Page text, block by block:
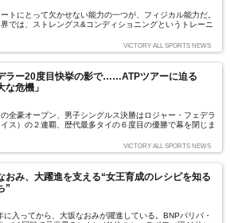
トにとって欠かせない能力の一つが、フィジカル能力だ。
では、ストレングス&コンディショニングというトレーニ
ニスプレーヤーが必要とする専門的なトレーニングやフィジ
ーニングは、何歳から始めるべきなのか。全米テニス協会
に、お話を伺った。（文：内田暁）
VICTORY ALL SPORTS NEWS
ラー20度目快挙の影で……ATPツアーに迫る
な危機」
全豪オープン、男子シングルス決勝はロジャー・フェデラ
ス）の２連覇、歴代最多タイの６度目の優勝で幕を閉じま
ラーへの祝福の声が止まないテニス界ですが、昨シーズンか
なっているある重大な問題が積み残されたままだと言いま
塚一樹）
VICTORY ALL SPORTS NEWS
おみ、大躍進を支える“女王育成のレシピを知る
”
に入ってから、大坂なおみが躍進している。BNPパリバ・